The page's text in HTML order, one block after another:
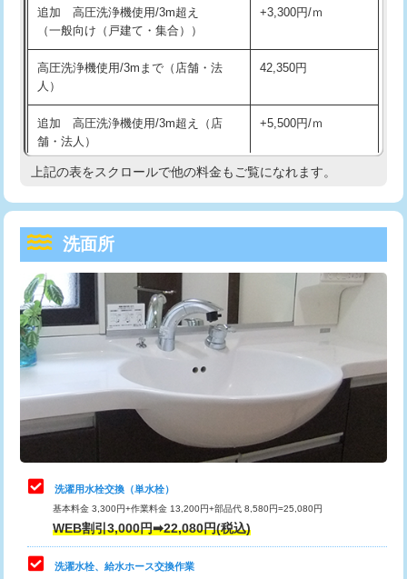
マス交換（深さ50㎝以上） 66,000円
コンクリート斫り（厚さ10㎝まで） 27,500円
コンクリート斫り（厚さ10㎝超え）
モルタル補修（厚さ10㎝まで）
モルタル補修（厚さ10㎝超え） 38,500円
洗面台設置 38,500円
追加人工
廃棄・処分 現場見積
※給水管工事は20mmまでの価格です。
持込商品取付（混合水栓） 16,500円
給水管工事※（ホール加工)
給水管工事※（バンド止め) 3,300円
給水管工事※（支持金具設置) 5,500円
給水管工事※（保温材使用（バンド止
め込み）)
5,500円
給水管工事※（土の掘削・埋め戻し作
業)
11,000円
給水管工事※（塩ビ管（VP・HI）使
用/3ｍまで)
33,000円
給水管工事※（塩ビ管（VP・HI）使
用（追加）/3ｍ超え)
給水管工事※（ライニング鋼管・銅
管・ポリ管・HT管使用/3ｍまで)
44,000円
給水管工事※（ライニング鋼管・銅
管・ポリ管・HT管使用/3ｍ超え)
排水管工事（土の掘削・埋め戻し作
業）
追加 高圧洗浄機使用/3m超え
（一般向け（戸建て・集合））
+3,300円/ｍ
高圧洗浄機使用/3mまで（店舗・法
人）
42,350円
追加 高圧洗浄機使用/3m超え（店
舗・法人）
+5,500円/ｍ
高度高圧洗浄換 現地調査
トーラー機使用/3mまで
追加トーラー機使用/3m超え +3,300円
カメラ調査 33,000円
桝清掃
止水・漏水調査・防水処理・清掃・修
理・調整・分解・加工など（軽作業）
11,000円
止水・漏水調査・防水処理・清掃・修
理・調整・分解・加工など（中作業）
22,000円
止水・漏水調査・防水処理・清掃・修
理・調整・分解・加工など（重作業）
33,000円
キッチンタンク脱着
上記の表をスクロールで他の料金もご覧になれます。
洗面所
洗濯用水栓交換（単水栓）
基本料金 3,300円+作業料金 13,200円+部品代 8,580円=25,080円
WEB割引3,000円➡22,080円(税込)
洗濯水栓、給水ホース交換作業